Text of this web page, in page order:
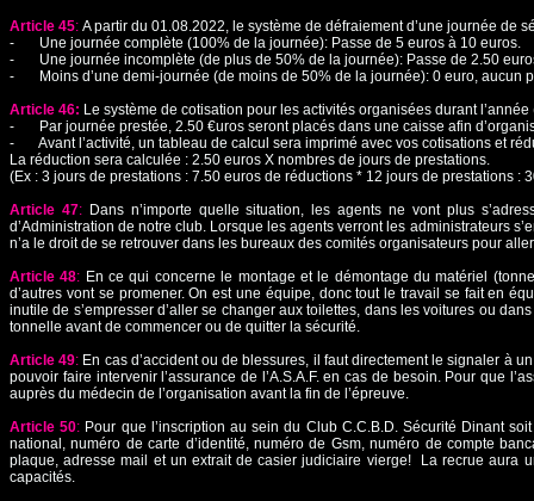
Article 45: A partir du 01.08.2022, le système de défraiement d’une journée de
- Une journée complète (100% de la journée): Passe de 5 euros à 10 euros.
- Une journée incomplète (de plus de 50% de la journée): Passe de 2.50
- Moins d’une demi-journée (de moins de 50% de la journée): 0 euro, aucun
Article 46: Le système de cotisation pour les activités organisées durant
- Par journée prestée, 2.50 €uros seront placés dans une caisse afin
- Avant l’activité, un tableau de calcul sera imprimé avec vos cotisations et
La réduction sera calculée : 2.50 euros X nombres de jours de prestations.
(Ex : 3 jours de prestations : 7.50 euros de réductions * 12 jours de prestations :
Article 47: Dans n’importe quelle situation, les agents ne vont plus
d’Administration de notre club. Lorsque les agents verront les administrateurs
n’a le droit de se retrouver dans les bureaux des comités organisateurs pour
Article 48: En ce qui concerne le montage et le démontage du matériel
d’autres vont se promener. On est une équipe, donc tout le travail se fait en
inutile de s’empresser d’aller se changer aux toilettes, dans les voitures ou
tonnelle avant de commencer ou de quitter la sécurité.
Article 49: En cas d’accident ou de blessures, il faut directement le signaler à
pouvoir faire intervenir l’assurance de l’A.S.A.F. en cas de besoin. Pour que
auprès du médecin de l’organisation avant la fin de l’épreuve.
Article 50: Pour que l’inscription au sein du Club C.C.B.D. Sécurité Dinant
national, numéro de carte d’identité, numéro de Gsm, numéro de compte
plaque, adresse mail et un extrait de casier judiciaire vierge! La recrue aura
capacités.